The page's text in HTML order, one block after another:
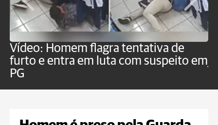
Vídeo: Homem flagra tentativa de
furto e entra em luta com suspeito em
PG